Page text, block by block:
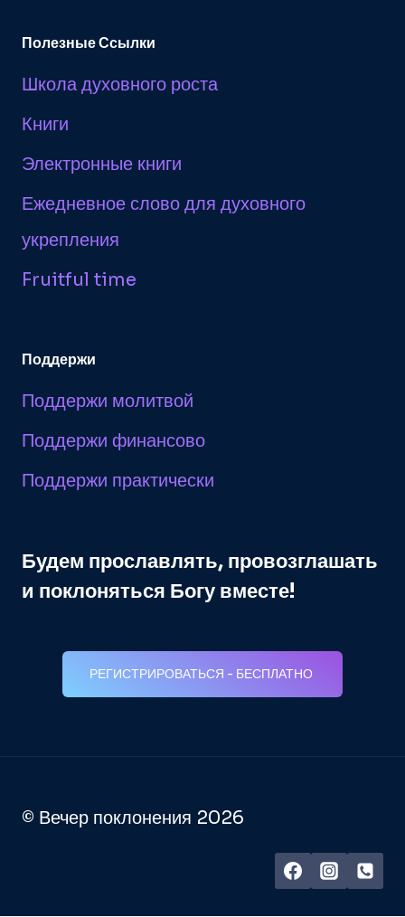
Полезные Ссылки
Школа духовного роста
Книги
Электронные книги
Ежедневное слово для духовного
укрепления
Fruitful time
Поддержи
Поддержи молитвой
Поддержи финансово
Поддержи практически
Будем прославлять, провозглашать
и поклоняться Богу вместе!
РЕГИСТРИРОВАТЬСЯ - БЕСПЛАТНО
© Вечер поклонения 2026